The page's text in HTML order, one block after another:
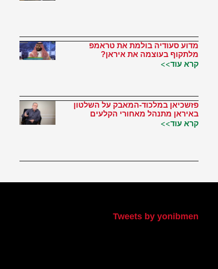
מדוע סעודיה בולמת את טראמפ
מלתקוף בעוצמה את איראן?
קרא עוד>>
פזשכיאן במלכוד-המאבק על השלטון
באיראן מתנהל מאחורי הקלעים
קרא עוד>>
Tweets by yonibmen